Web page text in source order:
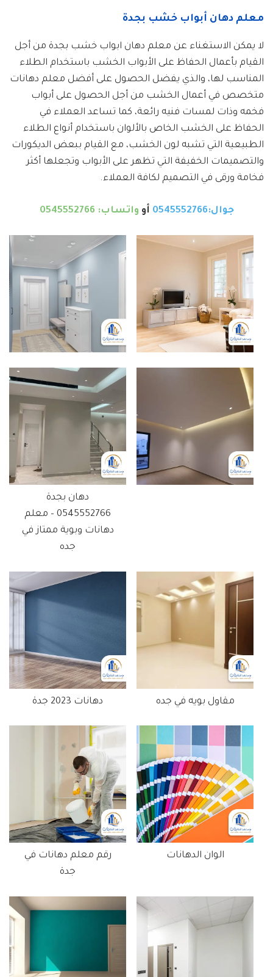
معلم دهان أبواب خشب بجدة
لا يمكن الاستغناء عن معلم دهان ابواب خشب بجدة من أجل
القيام بأعمال الحفاظ على الأبواب الخشب باستخدام الطلاء
المناسب لها، والذي يفضل الحصول على أفضل معلم دهانات
متخصص في أعمال الخشب من أجل الحصول على أبواب
فخمه وذات لمسات فنيه رائعة، كما تساعد العملاء في
الحفاظ على الخشب الخاص بالألوان باستخدام أنواع الطلاء
الطبيعية التي تشبه لون الخشب، مع القيام ببعض الديكورات
والتصميمات الخفيفة التي تظهر على الأبواب وتجعلها أكثر
فخامة ورقى في التصميم لكافة العملاء.
جوال:0545552766 أو واتساب: 0545552766
دهان بجدة
0545552766 – معلم
دهانات وبوية ممتاز في
جده
مقاول بويه في جده دهانات 2023 جدة
الوان الدهانات
رقم معلم دهانات في
جدة